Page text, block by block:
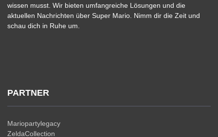
wissen musst. Wir bieten umfangreiche Lösungen und die
aktuellen Nachrichten über Super Mario. Nimm dir die Zeit und
schau dich in Ruhe um.
PARTNER
Mariopartylegacy
ZeldaCollection